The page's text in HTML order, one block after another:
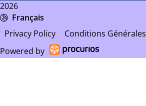
2026
Français
Privacy Policy
Conditions Générales
Powered by